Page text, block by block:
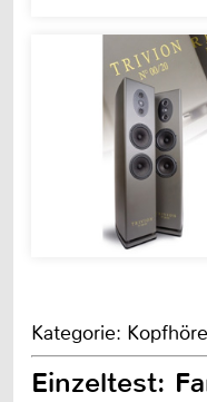
Kategorie:
Einzeltest: